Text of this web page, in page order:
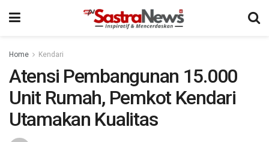
Home Kendari
Atensi Pembangunan 15.000
Unit Rumah, Pemkot Kendari
Utamakan Kualitas